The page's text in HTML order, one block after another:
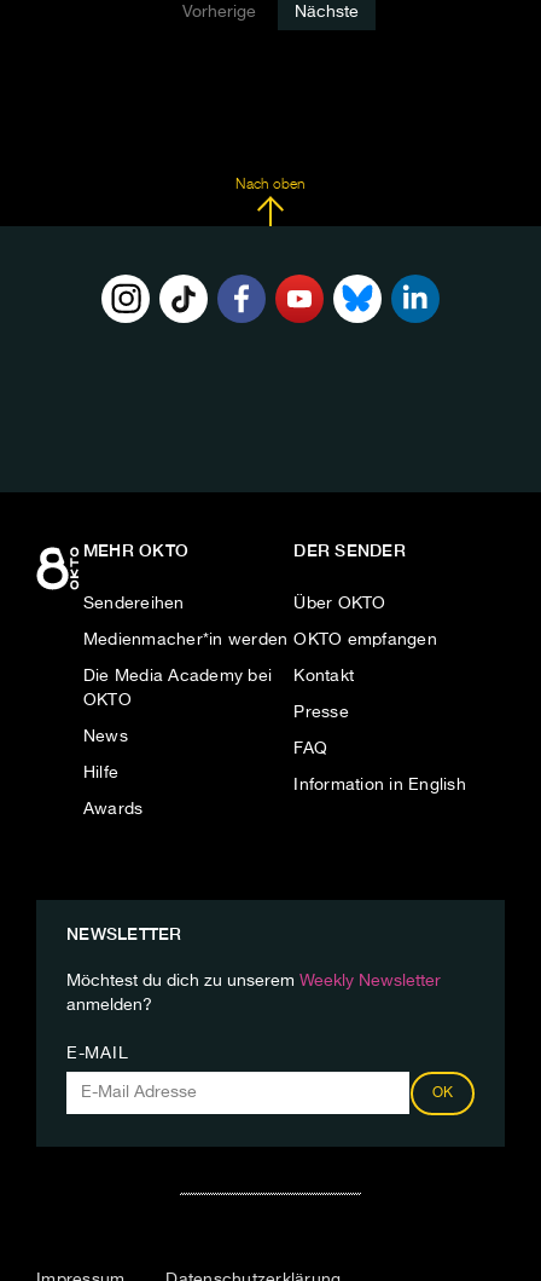
Vorherige Nächste
Nach oben
MEHR OKTO
Sendereihen
Medienmacher*in werden
Die Media Academy bei
OKTO
News
Hilfe
Awards
DER SENDER
Über OKTO
OKTO empfangen
Kontakt
Presse
FAQ
Information in English
NEWSLETTER
Möchtest du dich zu unserem Weekly Newsletter
anmelden?
E-MAIL
OK